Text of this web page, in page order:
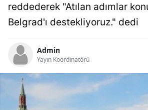
reddederek "Atılan adımlar
Belgrad'ı destekliyoruz." dedi
Admin
Yayın Koordinatörü